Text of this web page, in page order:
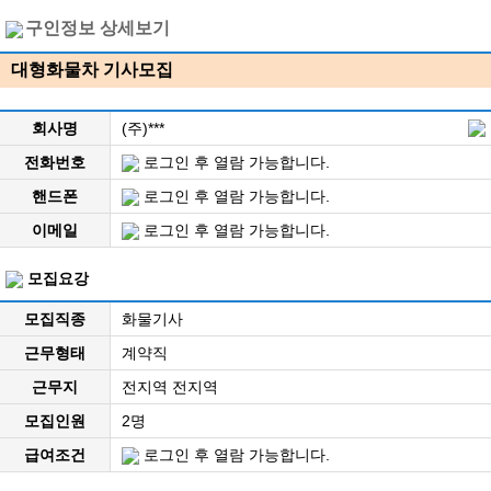
구인정보 상세보기
대형화물차 기사모집
회사명
(주)***
전화번호
로그인 후 열람 가능합니다.
핸드폰
로그인 후 열람 가능합니다.
이메일
로그인 후 열람 가능합니다.
모집요강
모집직종
화물기사
근무형태
계약직
근무지
전지역 전지역
모집인원
2명
급여조건
로그인 후 열람 가능합니다.